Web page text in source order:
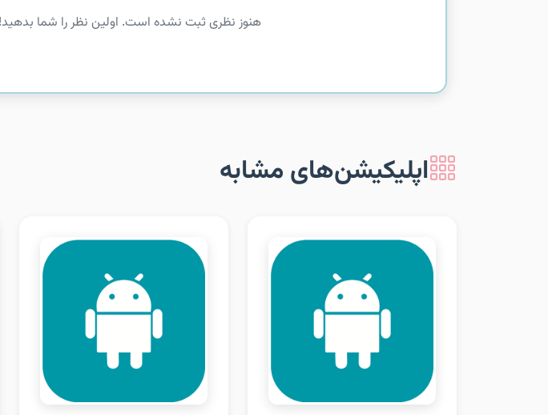
هنوز نظری ثبت نشده است. اولین نظر را شما بدهید!
اپلیکیشن‌های مشابه